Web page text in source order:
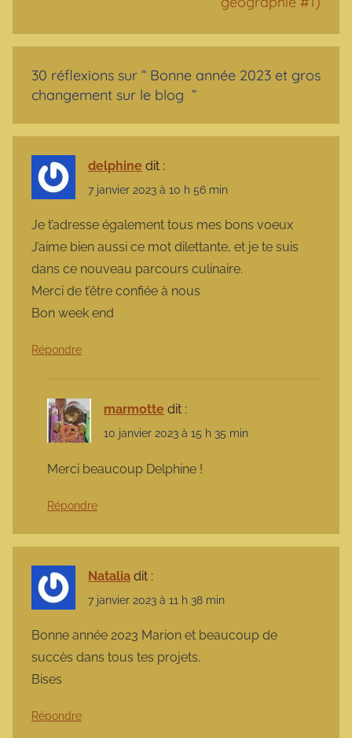
30 réflexions sur “ Bonne année 2023 et gros
changement sur le blog ”
delphine dit :
7 janvier 2023 à 10 h 56 min
Je t’adresse également tous mes bons voeux
J’aime bien aussi ce mot dilettante, et je te suis
dans ce nouveau parcours culinaire.
Merci de t’être confiée à nous
Bon week end
Répondre
marmotte dit :
10 janvier 2023 à 15 h 35 min
Merci beaucoup Delphine !
Répondre
Natalia dit :
7 janvier 2023 à 11 h 38 min
Bonne année 2023 Marion et beaucoup de
succès dans tous tes projets.
Bises
Répondre